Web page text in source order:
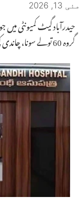
مئی 13, 2026
حیدرآباد گیٹ کمیونٹی
گروہ 60 تولے سونا، چاندی کی اشیاء اور 30 ​​ہزار روپے نقد لے کر